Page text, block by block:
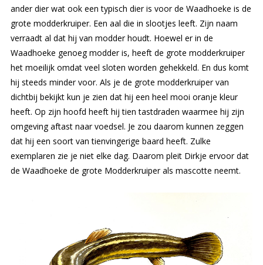
ander dier wat ook een typisch dier is voor de Waadhoeke is de
grote modderkruiper. Een aal die in slootjes leeft. Zijn naam
verraadt al dat hij van modder houdt. Hoewel er in de
Waadhoeke genoeg modder is, heeft de grote modderkruiper
het moeilijk omdat veel sloten worden gehekkeld. En dus komt
hij steeds minder voor. Als je de grote modderkruiper van
dichtbij bekijkt kun je zien dat hij een heel mooi oranje kleur
heeft. Op zijn hoofd heeft hij tien tastdraden waarmee hij zijn
omgeving aftast naar voedsel. Je zou daarom kunnen zeggen
dat hij een soort van tienvingerige baard heeft. Zulke
exemplaren zie je niet elke dag. Daarom pleit Dirkje ervoor dat
de Waadhoeke de grote Modderkruiper als mascotte neemt.